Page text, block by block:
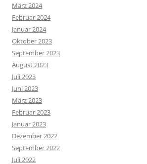
März 2024
Februar 2024
Januar 2024
Oktober 2023
September 2023
August 2023
Juli 2023
Juni 2023
März 2023
Februar 2023
Januar 2023
Dezember 2022
September 2022
Juli 2022